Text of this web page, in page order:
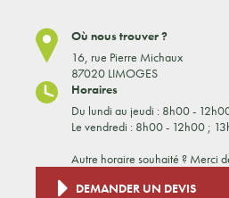
Où nous trouver ?
16, rue Pierre Michaux
87020 LIMOGES
Horaires
Du lundi au jeudi : 8h00 -
Le vendredi : 8h00 - 12h00 ;
Autre horaire souhaité ? Merci
DEMANDER UN DEVIS